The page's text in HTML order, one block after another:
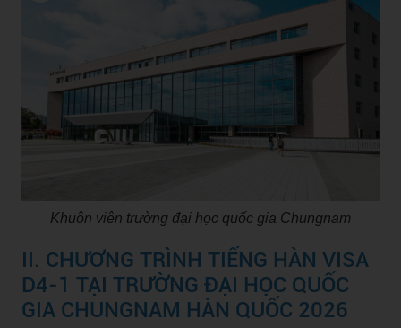
Khuôn viên trường đại học quốc gia Chungnam
II. CHƯƠNG TRÌNH TIẾNG HÀN VISA
D4-1 TẠI TRƯỜNG ĐẠI HỌC QUỐC
GIA CHUNGNAM HÀN QUỐC 2026